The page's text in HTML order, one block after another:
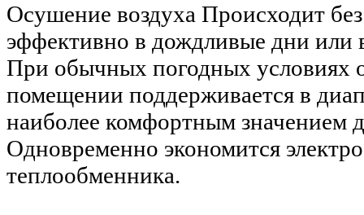
Осушение воздуха Происходит
эффективно в дождливые дни или
При обычных погодных условиях
помещении поддерживается в
наиболее комфортным значением
Одновременно экономится
теплообменника.